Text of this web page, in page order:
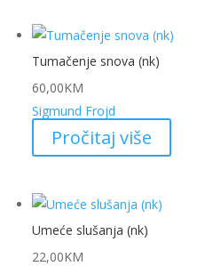
Tumačenje snova (nk)
60,00KM
Sigmund Frojd
Pročitaj više
Umeće slušanja (nk)
22,00KM